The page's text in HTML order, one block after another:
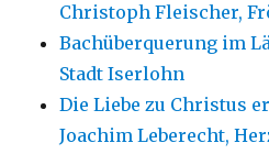
Christoph Fleischer,
Bachüberquerung im
Stadt Iserlohn
Die Liebe zu Christus
Joachim Leberecht,